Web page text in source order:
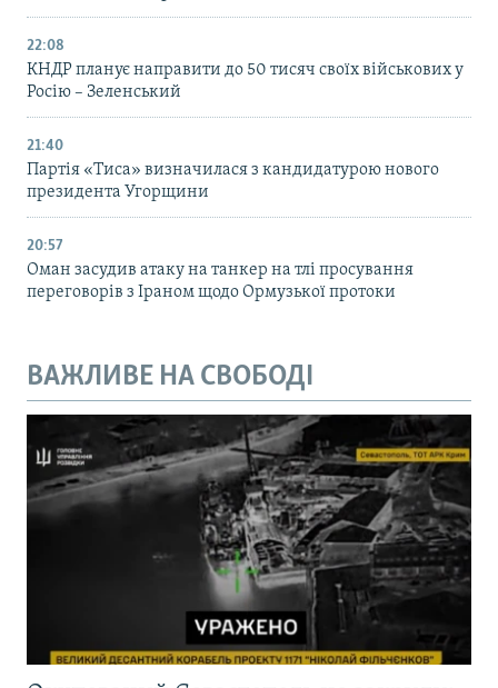
22:08
КНДР планує направити до 50 тисяч своїх військових у
Росію – Зеленський
21:40
Партія «Тиса» визначилася з кандидатурою нового
президента Угорщини
20:57
Оман засудив атаку на танкер на тлі просування
переговорів з Іраном щодо Ормузької протоки
ВАЖЛИВЕ НА СВОБОДІ